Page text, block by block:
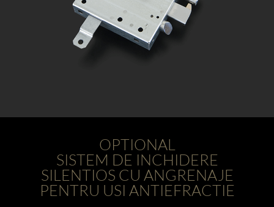
OPTIONAL
SISTEM DE INCHIDERE
SILENTIOS CU ANGRENAJE
PENTRU USI ANTIEFRACTIE